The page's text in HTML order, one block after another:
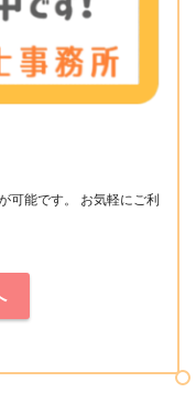
可能です。 お気軽にご利